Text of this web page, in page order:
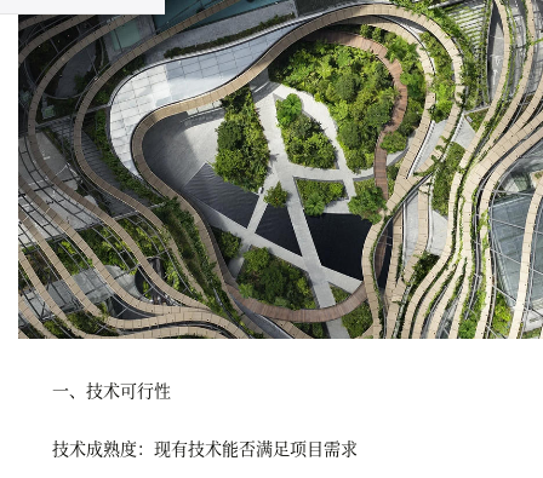
一、技术可行性
技术成熟度：现有技术能否满足项目需求